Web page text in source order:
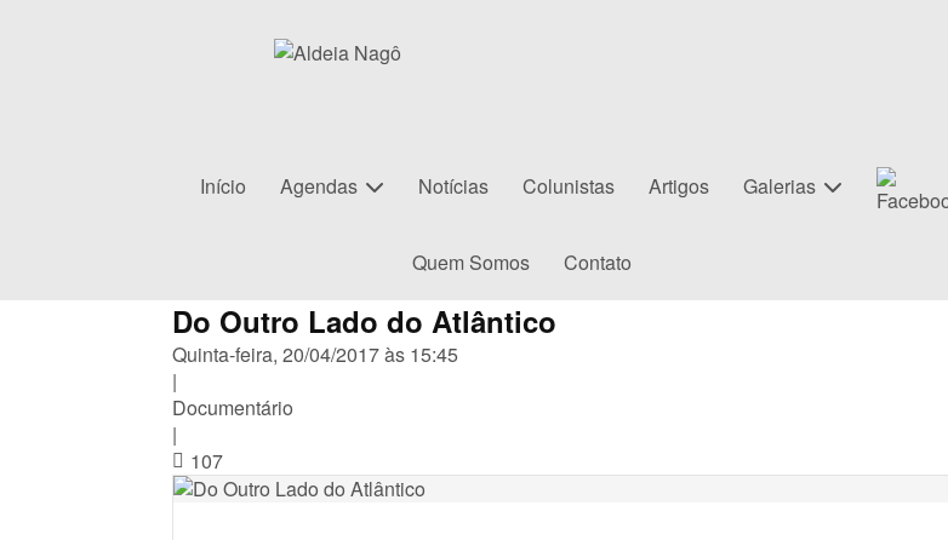
Início Agendas Notícias Colunistas Artigos Galerias
Quem Somos Contato
Do Outro Lado do Atlântico
Quinta-feira, 20/04/2017 às 15:45
|
Documentário
|
107